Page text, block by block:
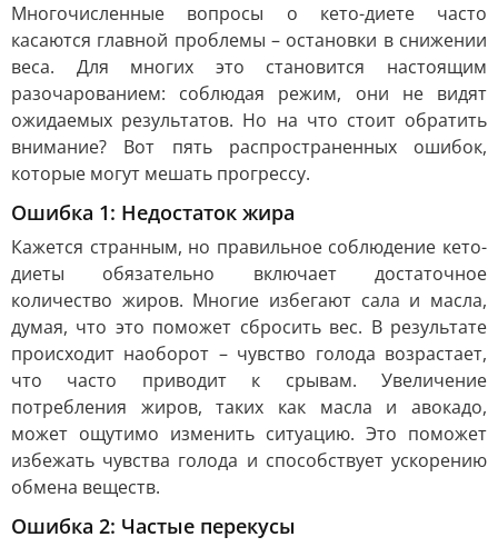
Многочисленные вопросы о кето-диете часто
касаются главной проблемы – остановки в снижении
веса. Для многих это становится настоящим
разочарованием: соблюдая режим, они не видят
ожидаемых результатов. Но на что стоит обратить
внимание? Вот пять распространенных ошибок,
которые могут мешать прогрессу.
Ошибка 1: Недостаток жира
Кажется странным, но правильное соблюдение кето-
диеты обязательно включает достаточное
количество жиров. Многие избегают сала и масла,
думая, что это поможет сбросить вес. В результате
происходит наоборот – чувство голода возрастает,
что часто приводит к срывам. Увеличение
потребления жиров, таких как масла и авокадо,
может ощутимо изменить ситуацию. Это поможет
избежать чувства голода и способствует ускорению
обмена веществ.
Ошибка 2: Частые перекусы